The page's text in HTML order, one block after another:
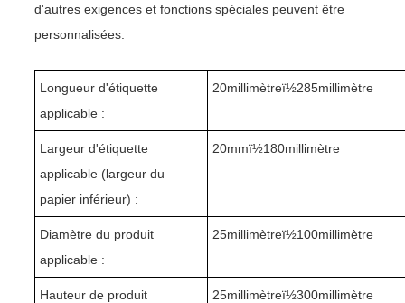
d'autres exigences et fonctions spéciales peuvent être
personnalisées.
Longueur d'étiquette
applicable :
20millimètreï½285millimètre
Largeur d'étiquette
applicable (largeur du
papier inférieur) :
20mmï½180millimètre
Diamètre du produit
applicable :
25millimètreï½100millimètre
Hauteur de produit
25millimètreï½300millimètre